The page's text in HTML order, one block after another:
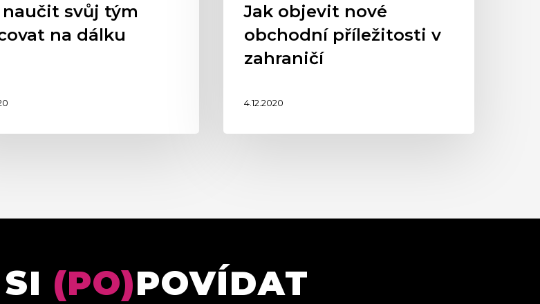
naučit svůj tým
na dálku
Jak objevit nové
obchodní příležitosti v
zahraničí
4.12.2020
(PO)POVÍDAT